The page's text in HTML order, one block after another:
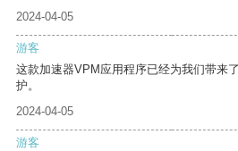
2024-04-05
游客
这款加速器VPM应用程序已经为我们带来
护。
2024-04-05
游客